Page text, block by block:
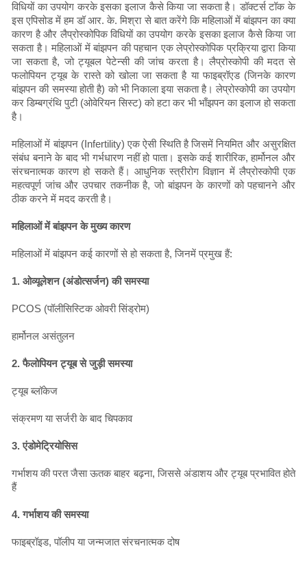
विधियों का उपयोग करके इसका इलाज कैसे किया जा सकता है। डॉक्टर्स टॉक के
इस एपिसोड में हम डॉ आर. के. मिश्रा से बात करेंगे कि महिलाओं में बांझपन का क्या
कारण है और लैप्रोस्कोपिक विधियों का उपयोग करके इसका इलाज कैसे किया जा
सकता है। महिलाओं में बांझपन की पहचान एक लेप्रोस्कोपिक प्रक्रिया द्वारा किया
जा सकता है, जो ट्यूबल पेटेन्सी की जांच करता है। लैप्रोस्कोपी की मदत से
फलोपियन ट्यूब के रास्ते को खोला जा सकता है या फाइब्रॉएड (जिनके कारण
बांझपन की समस्या होती है) को भी निकाला इया सकता है। लेप्रोस्कोपी का उपयोग
कर डिम्बग्रंथि पुटी (ओवेरियन सिस्ट) को हटा कर भी भाँझपन का इलाज हो सकता
है।
महिलाओं में बांझपन (Infertility) एक ऐसी स्थिति है जिसमें नियमित और असुरक्षित
संबंध बनाने के बाद भी गर्भधारण नहीं हो पाता। इसके कई शारीरिक, हार्मोनल और
संरचनात्मक कारण हो सकते हैं। आधुनिक स्त्रीरोग विज्ञान में लैप्रोस्कोपी एक
महत्वपूर्ण जांच और उपचार तकनीक है, जो बांझपन के कारणों को पहचानने और
ठीक करने में मदद करती है।
महिलाओं में बांझपन के मुख्य कारण
महिलाओं में बांझपन कई कारणों से हो सकता है, जिनमें प्रमुख हैं:
1. ओव्यूलेशन (अंडोत्सर्जन) की समस्या
PCOS (पॉलीसिस्टिक ओवरी सिंड्रोम)
हार्मोनल असंतुलन
2. फैलोपियन ट्यूब से जुड़ी समस्या
ट्यूब ब्लॉकेज
संक्रमण या सर्जरी के बाद चिपकाव
3. एंडोमेट्रियोसिस
गर्भाशय की परत जैसा ऊतक बाहर बढ़ना, जिससे अंडाशय और ट्यूब प्रभावित होते
हैं
4. गर्भाशय की समस्या
फाइब्रॉइड, पॉलीप या जन्मजात संरचनात्मक दोष